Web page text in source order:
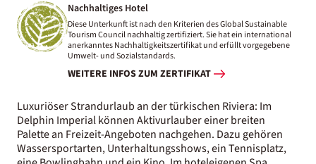
Nachhaltiges Hotel
Diese Unterkunft ist nach den Kriterien des Global Sustainable
Tourism Council nachhaltig zertifiziert. Sie hat ein international
anerkanntes Nachhaltigkeitszertifikat und erfüllt vorgegebene
Umwelt- und Sozialstandards.
WEITERE INFOS ZUM ZERTIFIKAT
Luxuriöser Strandurlaub an der türkischen Riviera: Im
Delphin Imperial können Aktivurlauber einer breiten
Palette an Freizeit-Angeboten nachgehen. Dazu gehören
Wassersportarten, Unterhaltungsshows, ein Tennisplatz,